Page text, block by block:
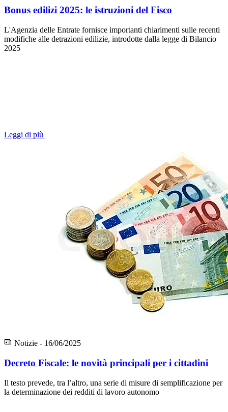
Bonus edilizi 2025: le istruzioni del Fisco
L'Agenzia delle Entrate fornisce importanti chiarimenti sulle recenti
modifiche alle detrazioni edilizie, introdotte dalla legge di Bilancio
2025
Leggi di più
Notizie - 16/06/2025
Decreto Fiscale: le novità principali per i cittadini
Il testo prevede, tra l’altro, una serie di misure di semplificazione per
la determinazione dei redditi di lavoro autonomo